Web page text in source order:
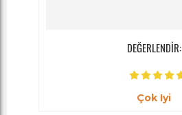
DEĞERLENDİR:
Çok Iyi